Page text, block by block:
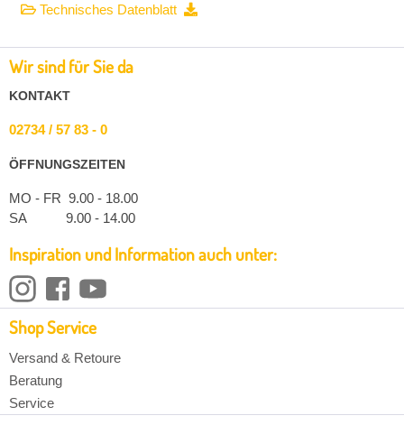
Technisches Datenblatt
Wir sind für Sie da
KONTAKT
02734 / 57 83 - 0
ÖFFNUNGSZEITEN
MO - FR 9.00 - 18.00
SA 9.00 - 14.00
Inspiration und Information auch unter:
Shop Service
Versand & Retoure
Beratung
Service